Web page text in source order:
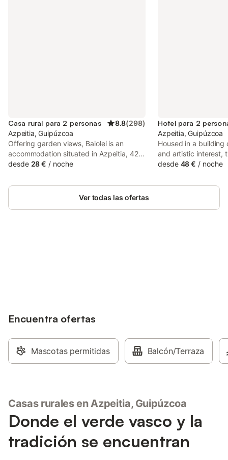
Casa rural para 2 personas 8.8(298)
Azpeitia, Guipúzcoa
Offering garden views, Baiolei is an
accommodation situated in Azpeitia, 42
km from Peine del Viento Sculptures and
from La Concha Promenade and features
desde 28 € / noche
Hotel para 2
Azpeitia, Guipúzcoa
Housed in a
and artistic interest,
surrounded by the
spot for a rural
desde 48 € / noche
Ver todas las ofertas
Encuentra ofertas
Mascotas permitidas Balcón/Terraza
Casas rurales en Azpeitia, Guipúzcoa
Donde el verde vasco y la
tradición se encuentran